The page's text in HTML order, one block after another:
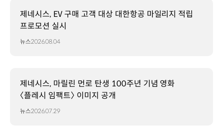
제네시스, EV 구매 고객 대상 대한항공 마일리지 적립
프로모션 실시
뉴스2026.08.04
제네시스, 마릴린 먼로 탄생 100주년 기념 영화
〈플레시 임팩트〉 이미지 공개
뉴스2026.07.29